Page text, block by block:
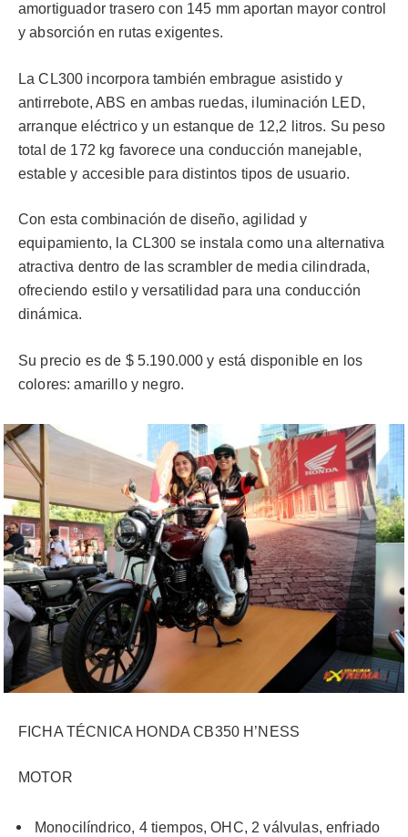
amortiguador trasero con 145 mm aportan mayor control
y absorción en rutas exigentes.
La CL300 incorpora también embrague asistido y
antirrebote, ABS en ambas ruedas, iluminación LED,
arranque eléctrico y un estanque de 12,2 litros. Su peso
total de 172 kg favorece una conducción manejable,
estable y accesible para distintos tipos de usuario.
Con esta combinación de diseño, agilidad y
equipamiento, la CL300 se instala como una alternativa
atractiva dentro de las scrambler de media cilindrada,
ofreciendo estilo y versatilidad para una conducción
dinámica.
Su precio es de $ 5.190.000 y está disponible en los
colores: amarillo y negro.
FICHA TÉCNICA HONDA CB350 H’NESS
MOTOR
Monocilíndrico, 4 tiempos, OHC, 2 válvulas, enfriado